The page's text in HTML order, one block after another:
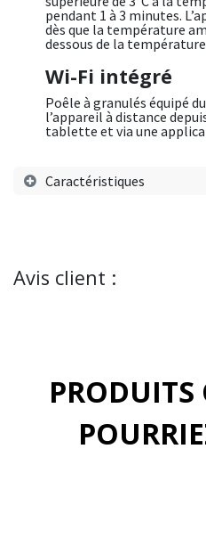
pendant 1 à 3 minutes.
dès que la température
dessous de la
Wi-Fi intégré
Poêle à granulés équipé
l’appareil à distance
tablette et via une
Caractéristiques
Avis client :
PRODUITS